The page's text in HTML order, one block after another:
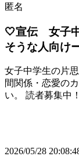
匿名
🤍宣伝 女子
そうな人向け
女子中学生の片
間関係・恋愛の
い。 読者募集中！
2026/05/28